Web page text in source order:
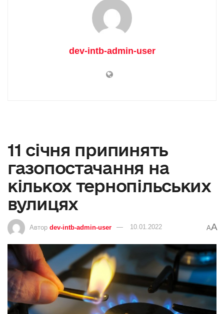
dev-intb-admin-user
11 січня припинять
газопостачання на
кількох тернопільських
вулицях
Автор dev-intb-admin-user 10.01.2022 AA